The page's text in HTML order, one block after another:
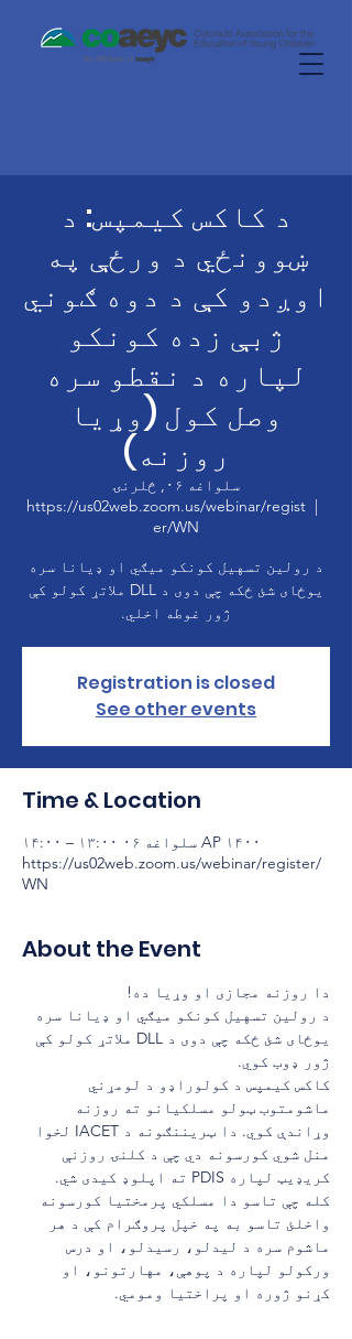
د کاکس کیمپس: د
ښوونځي د ورځې په
اوږدو کې د دوه ګوني
ژبې زده کونکو
لپاره د نقطو سره
وصل کول (وړیا
روزنه)
سلواغه ۰۶, څلرنۍ
  |
https://us02web.zoom.us/webinar/regist
er/WN
د رولین تسهیل کونکو میګي او ډیانا سره
یوځای شئ ځکه چې دوی د DLL ملاتړ کولو کې
ژور غوطه اخلي.
Registration is closed
See other events
Time & Location
AP ۱۴۰۰ سلواغه ۰۶ ۱۳:۰۰ – ۱۴:۰۰
https://us02web.zoom.us/webinar/register/
WN
About the Event
دا روزنه مجازی او وړیا ده!
د رولین تسهیل کونکو میګي او ډیانا سره
یوځای شئ ځکه چې دوی د DLL ملاتړ کولو کې
ژور ډوب کوي.
کاکس کیمپس د کولوراډو د لومړني
ماشومتوب ټولو مسلکيانو ته روزنه
وړاندې کوي. دا ټریننګونه د IACET لخوا
منل شوي کورسونه دي چې د کلنۍ روزنې
کریډیټ لپاره PDIS ته اپلوډ کیدی شي.
کله چې تاسو دا مسلکي پرمختیا کورسونه
واخلئ تاسو به په خپل پروګرام کې د هر
ماشوم سره د لیدلو، رسیدلو، او درس
ورکولو لپاره د پوهې، مهارتونو، او
کړنو ژوره او پراختیا ومومي.